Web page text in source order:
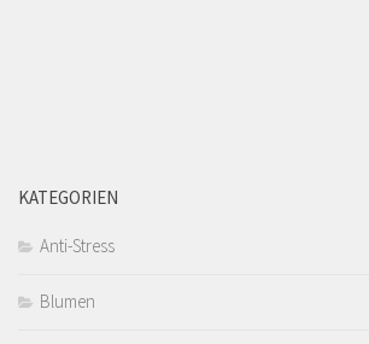
KATEGORIEN
Anti-Stress
Blumen